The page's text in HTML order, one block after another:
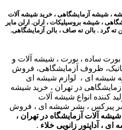
، شیشه آزمایشگاهی ، خرید شیشه آلات
، شیشه بروسیلیکات ، ارلن. ارلن مایر
ته گرد . بالن ته صاف ، بالن آزمایشگاهی.
بورت ساده ، بورت ، شیشه آلات و
ظروف آزمایشگاهی، فروش
شیشه ای ، لوازم شیشه ای
آزمایشگاهی در تهران ، خرید شیشه
کننده انواع شیشه آلات
پیرکس ، بشر شیشه ای ، فروش
آلات آزمایشگاه در تهران ،
، آداپتور زانویی خلاء .